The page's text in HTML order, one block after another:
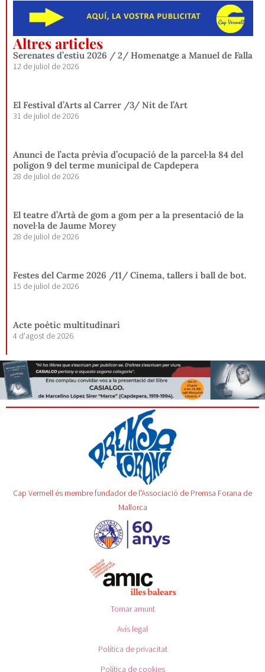
Altres articles
Serenates d’estiu 2026 / 2/ Homenatge a Manuel de Falla
12 de juliol de 2026
El Festival d’Arts al Carrer /3/ Nit de l’Art
31 de juliol de 2026
Anunci de l’acta prèvia d’ocupació de la parcel·la 84 del
polígon 9 del terme municipal de Capdepera
28 de juliol de 2026
El teatre d’Artà de gom a gom per a la presentació de la
novel·la de Jaume Morey
28 de juliol de 2026
Festes del Carme 2026 /11/ Cinema, tallers i ball de bot.
15 de juliol de 2026
Acte poètic multitudinari
4 d'agost de 2026
Cap Vermell és membre fundador de l'Associació de Premsa Forana de
Mallorca
Tornar amunt
Avís legal
Política de privacitat
Política de cookies